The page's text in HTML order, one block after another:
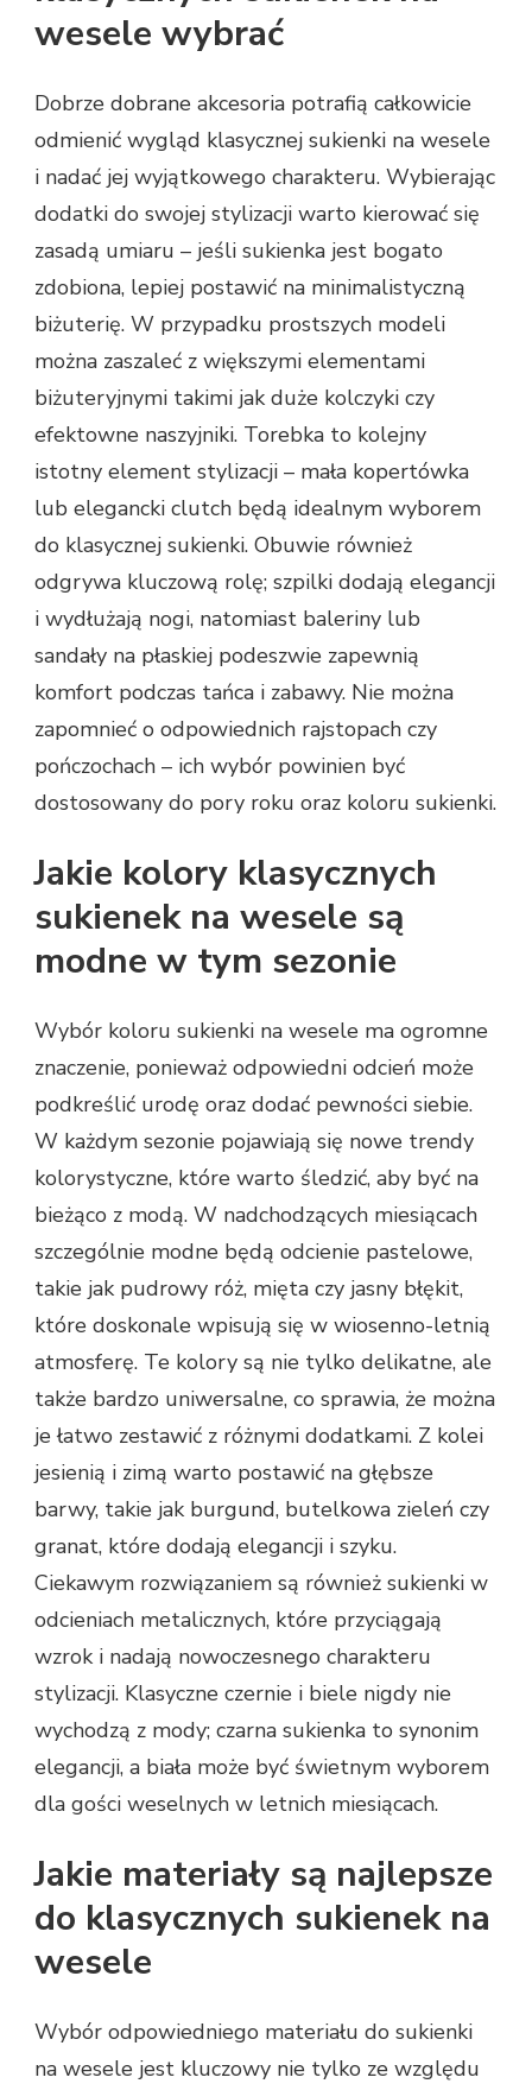
wesele wybrać
Dobrze dobrane akcesoria potrafią całkowicie
odmienić wygląd klasycznej sukienki na wesele
i nadać jej wyjątkowego charakteru. Wybierając
dodatki do swojej stylizacji warto kierować się
zasadą umiaru – jeśli sukienka jest bogato
zdobiona, lepiej postawić na minimalistyczną
biżuterię. W przypadku prostszych modeli
można zaszaleć z większymi elementami
biżuteryjnymi takimi jak duże kolczyki czy
efektowne naszyjniki. Torebka to kolejny
istotny element stylizacji – mała kopertówka
lub elegancki clutch będą idealnym wyborem
do klasycznej sukienki. Obuwie również
odgrywa kluczową rolę; szpilki dodają elegancji
i wydłużają nogi, natomiast baleriny lub
sandały na płaskiej podeszwie zapewnią
komfort podczas tańca i zabawy. Nie można
zapomnieć o odpowiednich rajstopach czy
pończochach – ich wybór powinien być
dostosowany do pory roku oraz koloru sukienki.
Jakie kolory klasycznych
sukienek na wesele są
modne w tym sezonie
Wybór koloru sukienki na wesele ma ogromne
znaczenie, ponieważ odpowiedni odcień może
podkreślić urodę oraz dodać pewności siebie.
W każdym sezonie pojawiają się nowe trendy
kolorystyczne, które warto śledzić, aby być na
bieżąco z modą. W nadchodzących miesiącach
szczególnie modne będą odcienie pastelowe,
takie jak pudrowy róż, mięta czy jasny błękit,
które doskonale wpisują się w wiosenno-letnią
atmosferę. Te kolory są nie tylko delikatne, ale
także bardzo uniwersalne, co sprawia, że można
je łatwo zestawić z różnymi dodatkami. Z kolei
jesienią i zimą warto postawić na głębsze
barwy, takie jak burgund, butelkowa zieleń czy
granat, które dodają elegancji i szyku.
Ciekawym rozwiązaniem są również sukienki w
odcieniach metalicznych, które przyciągają
wzrok i nadają nowoczesnego charakteru
stylizacji. Klasyczne czernie i biele nigdy nie
wychodzą z mody; czarna sukienka to synonim
elegancji, a biała może być świetnym wyborem
dla gości weselnych w letnich miesiącach.
Jakie materiały są najlepsze
do klasycznych sukienek na
wesele
Wybór odpowiedniego materiału do sukienki
na wesele jest kluczowy nie tylko ze względu